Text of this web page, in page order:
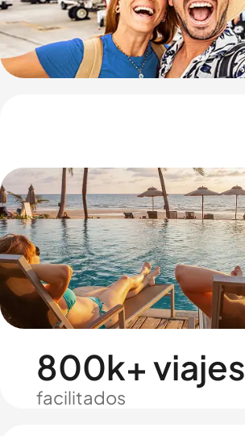
800k+ viajes
facilitados